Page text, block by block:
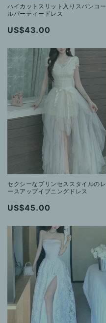
ハイカットスリット入りスパンコー
ルパーティードレス
通
格
US$43.00
セクシーなプリンセススタイルのレ
ースアップイブニングドレス
通
価
US$45.00